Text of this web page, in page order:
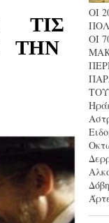
ΤΙΣ
ΤΗΝ
ΟΙ
ΟΙ